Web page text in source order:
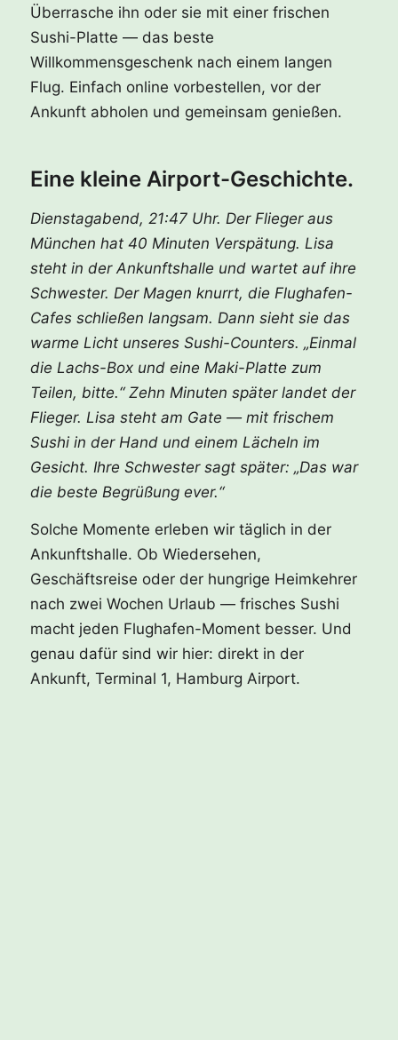
Überrasche ihn oder sie mit einer frischen
Sushi-Platte — das beste
Willkommensgeschenk nach einem langen
Flug. Einfach online vorbestellen, vor der
Ankunft abholen und gemeinsam genießen.
Eine kleine Airport-Geschichte.
Dienstagabend, 21:47 Uhr. Der Flieger aus
München hat 40 Minuten Verspätung. Lisa
steht in der Ankunftshalle und wartet auf ihre
Schwester. Der Magen knurrt, die Flughafen-
Cafes schließen langsam. Dann sieht sie das
warme Licht unseres Sushi-Counters. „Einmal
die Lachs-Box und eine Maki-Platte zum
Teilen, bitte.“ Zehn Minuten später landet der
Flieger. Lisa steht am Gate — mit frischem
Sushi in der Hand und einem Lächeln im
Gesicht. Ihre Schwester sagt später: „Das war
die beste Begrüßung ever.“
Solche Momente erleben wir täglich in der
Ankunftshalle. Ob Wiedersehen,
Geschäftsreise oder der hungrige Heimkehrer
nach zwei Wochen Urlaub — frisches Sushi
macht jeden Flughafen-Moment besser. Und
genau dafür sind wir hier: direkt in der
Ankunft, Terminal 1, Hamburg Airport.